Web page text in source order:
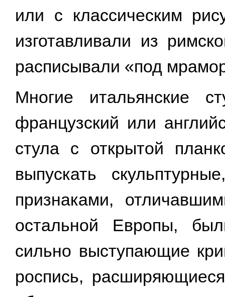
или с классическим
изготавливали из
расписывали «под
Многие итальянские
французский или
стула с открытой
выпускать
признаками,
остальной Европы,
сильно выступающие
роспись,